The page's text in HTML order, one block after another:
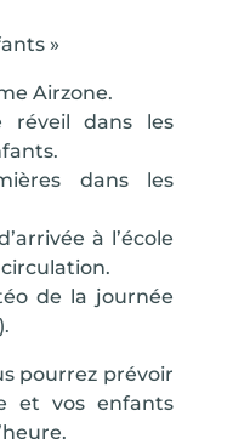
»
Airzone.
réveil dans les
dans les
à l’école
circulation.
de la journée
pourrez prévoir
et vos enfants